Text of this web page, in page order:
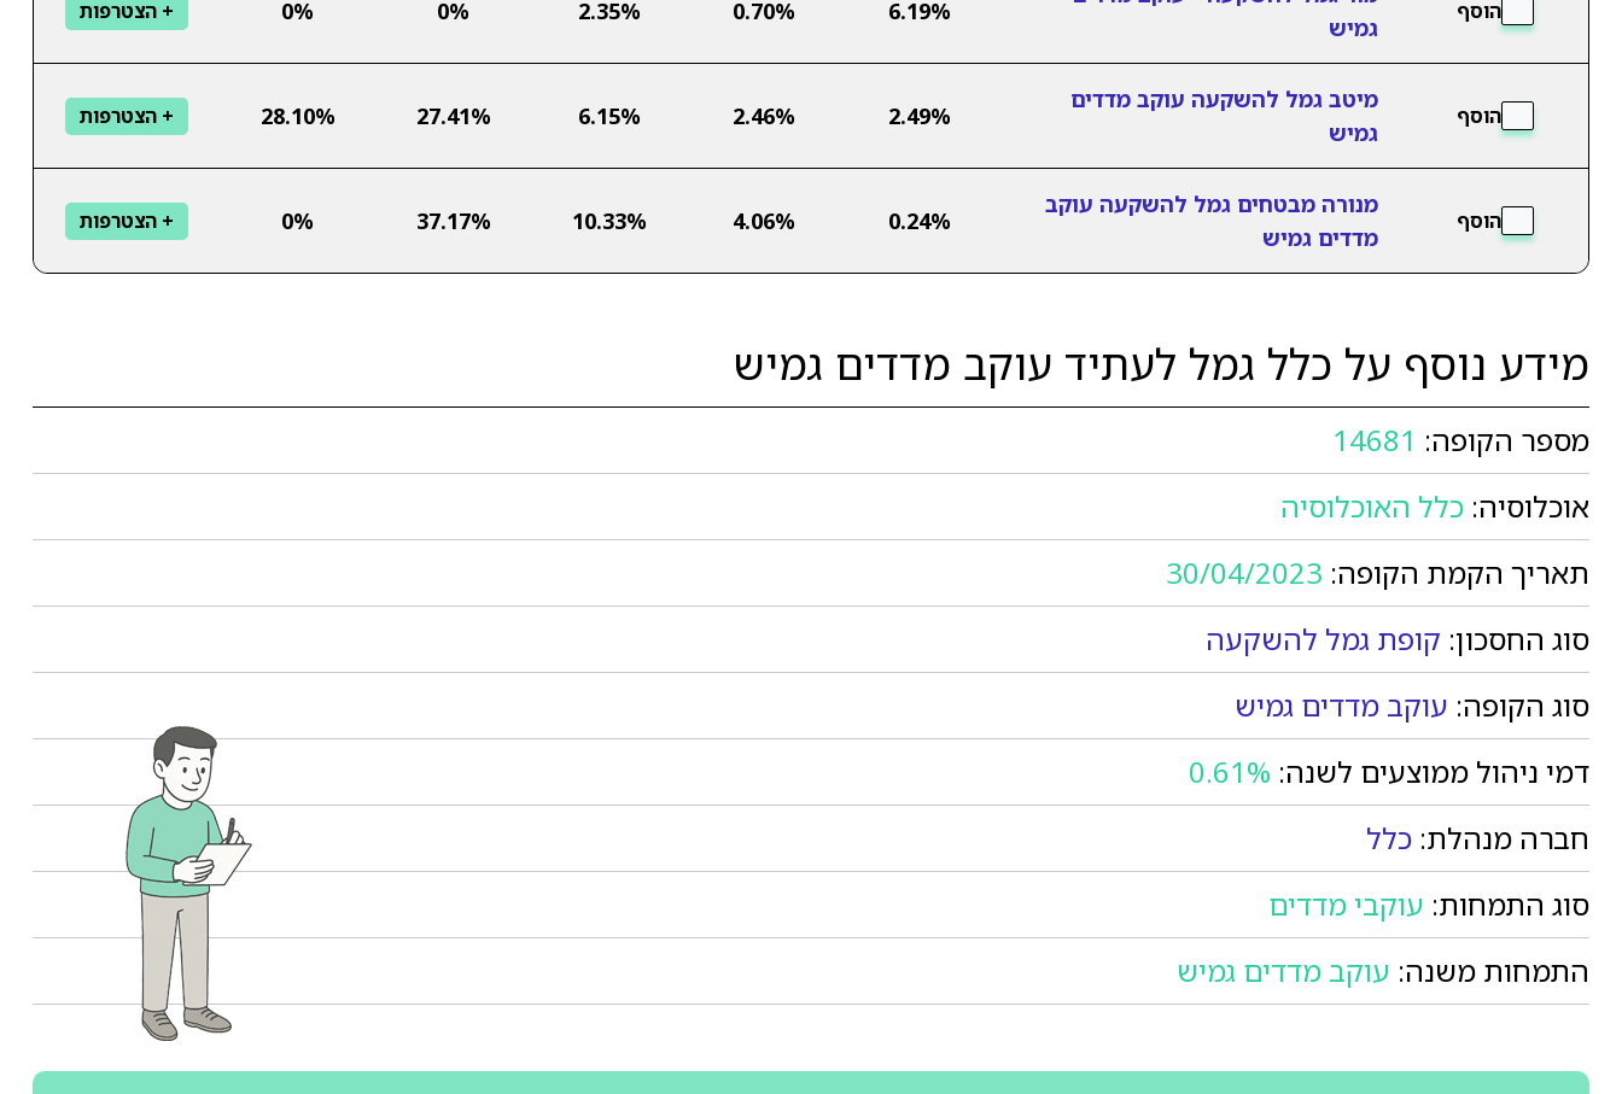
הוסף
גמיש
6.19%
0.70%
2.35%
0%
0% + הצטרפות
הוסף
מיטב גמל להשקעה עוקב מדדים
גמיש
2.49%
2.46%
6.15%
27.41%
28.10% + הצטרפות
הוסף
מנורה מבטחים גמל להשקעה עוקב
מדדים גמיש
0.24%
4.06%
10.33%
37.17%
0% + הצטרפות
מידע נוסף על כלל גמל לעתיד עוקב מדדים גמיש
מספר הקופה: 14681
אוכלוסיה: כלל האוכלוסיה
תאריך הקמת הקופה: 30/04/2023
סוג החסכון: קופת גמל להשקעה
סוג הקופה: עוקב מדדים גמיש
דמי ניהול ממוצעים לשנה: 0.61%
חברה מנהלת: כלל
סוג התמחות: עוקבי מדדים
התמחות משנה: עוקב מדדים גמיש